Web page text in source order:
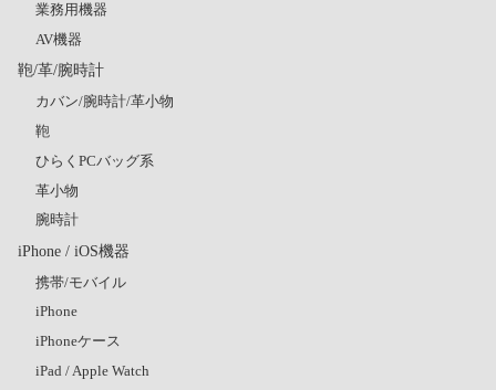
業務用機器
AV機器
鞄/革/腕時計
カバン/腕時計/革小物
鞄
ひらくPCバッグ系
革小物
腕時計
iPhone / iOS機器
携帯/モバイル
iPhone
iPhoneケース
iPad / Apple Watch